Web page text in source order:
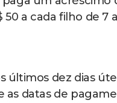
a cada filho de 7
últimos dez dias
as datas de